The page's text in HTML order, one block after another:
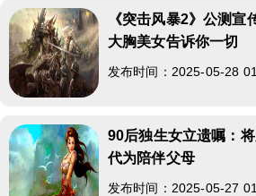
《突击风暴2》公测
大胸美女告诉你一切
发布时间：2025-05-28
90后独生女立遗嘱：
代为陪伴父母
发布时间：2025-05-27